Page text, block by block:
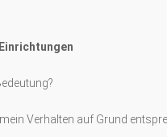
Verhalten auf Grund